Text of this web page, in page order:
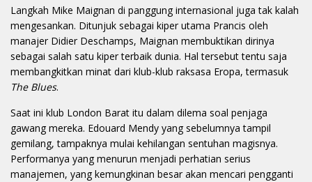
Langkah Mike Maignan di panggung internasional juga tak kalah
mengesankan. Ditunjuk sebagai kiper utama Prancis oleh
manajer Didier Deschamps, Maignan membuktikan dirinya
sebagai salah satu kiper terbaik dunia. Hal tersebut tentu saja
membangkitkan minat dari klub-klub raksasa Eropa, termasuk
The Blues.
Saat ini klub London Barat itu dalam dilema soal penjaga
gawang mereka. Edouard Mendy yang sebelumnya tampil
gemilang, tampaknya mulai kehilangan sentuhan magisnya.
Performanya yang menurun menjadi perhatian serius
manajemen, yang kemungkinan besar akan mencari pengganti